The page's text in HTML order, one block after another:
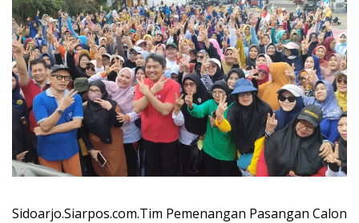
Sidoarjo.Siarpos.com.Tim Pemenangan Pasangan Calon